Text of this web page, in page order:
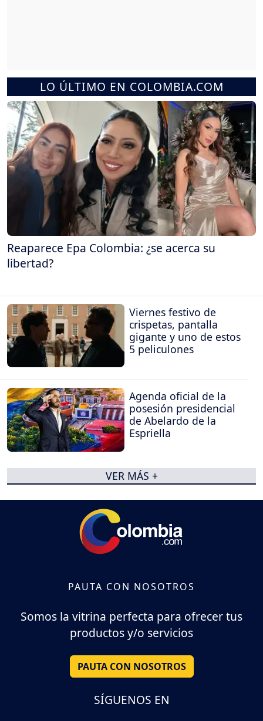
LO ÚLTIMO EN COLOMBIA.COM
Reaparece Epa Colombia: ¿se acerca su
libertad?
Viernes festivo de
crispetas, pantalla
gigante y uno de estos
5 peliculones
Agenda oficial de la
posesión presidencial
de Abelardo de la
Espriella
VER MÁS +
PAUTA CON NOSOTROS
Somos la vitrina perfecta para ofrecer tus
productos y/o servicios
PAUTA CON NOSOTROS
SÍGUENOS EN